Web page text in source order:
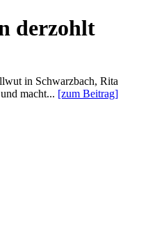
derzohlt
in Schwarzbach, Rita
macht... [zum Beitrag]